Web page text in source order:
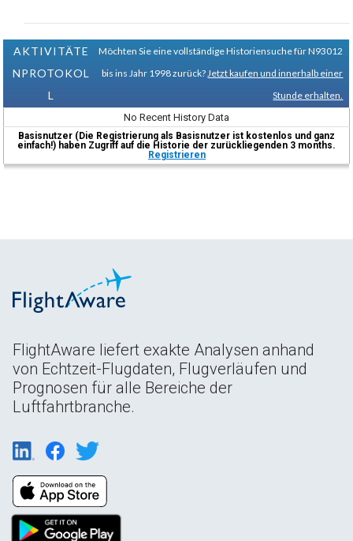
AKTIVITÄTE
NPROTOKOL
L
Möchten Sie eine vollständige Historiensuche für N93012
bis ins Jahr 1998 zurück? Jetzt kaufen und innerhalb einer
Stunde erhalten.
No Recent History Data
Basisnutzer (Die Registrierung als Basisnutzer ist kostenlos und ganz
einfach!) haben Zugriff auf die Historie der zurückliegenden 3 months.
Registrieren
FlightAware liefert exakte Analysen anhand
von Echtzeit-Flugdaten, Flugverläufen und
Prognosen für alle Bereiche der
Luftfahrtbranche.